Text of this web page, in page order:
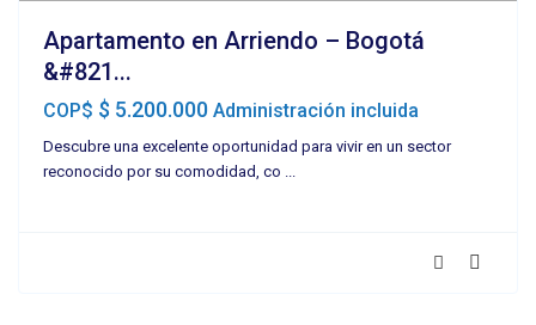
Apartamento en Arriendo – Bogotá
&#821...
COP$ $ 5.200.000Administración incluida
Descubre una excelente oportunidad para vivir en un sector
reconocido por su comodidad, co ...